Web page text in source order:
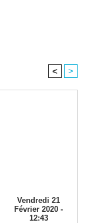
< >
Vendredi 21
Février 2020 -
12:43